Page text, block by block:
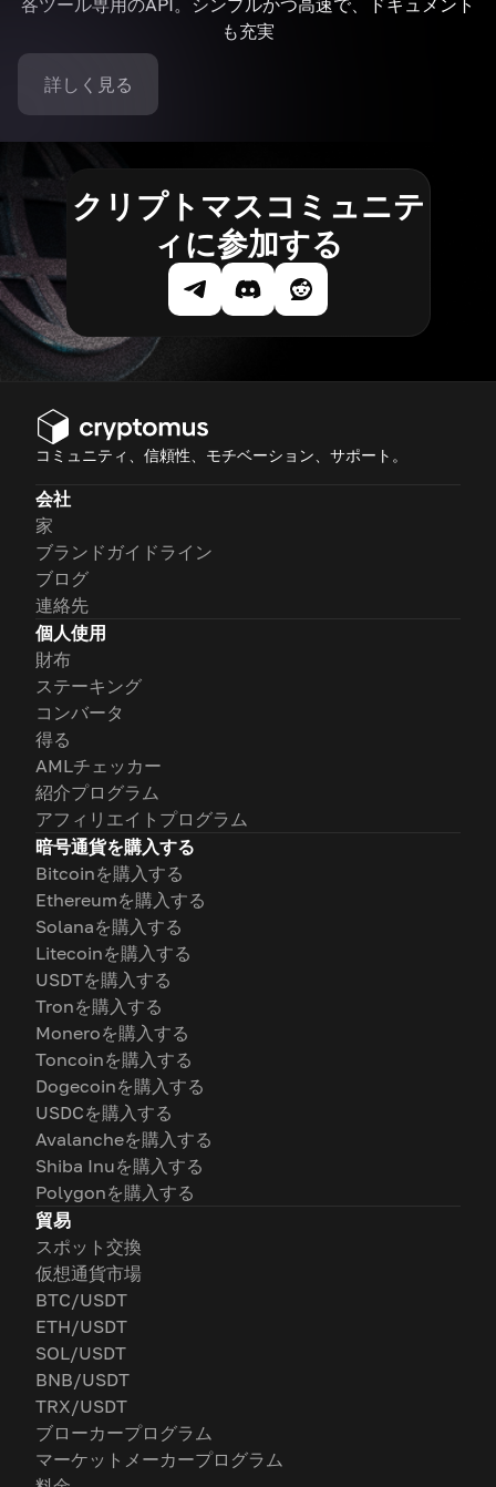
各ツール専用のAPI。シンプルかつ高速で、ドキュメント
も充実
詳しく見る
クリプトマスコミュニテ
ィに参加する
コミュニティ、信頼性、モチベーション、サポート。
会社
家
ブランドガイドライン
ブログ
連絡先
個人使用
財布
ステーキング
コンバータ
得る
AMLチェッカー
紹介プログラム
アフィリエイトプログラム
暗号通貨を購入する
Bitcoinを購入する
Ethereumを購入する
Solanaを購入する
Litecoinを購入する
USDTを購入する
Tronを購入する
Moneroを購入する
Toncoinを購入する
Dogecoinを購入する
USDCを購入する
Avalancheを購入する
Shiba Inuを購入する
Polygonを購入する
貿易
スポット交換
仮想通貨市場
BTC/USDT
ETH/USDT
SOL/USDT
BNB/USDT
TRX/USDT
ブローカープログラム
マーケットメーカープログラム